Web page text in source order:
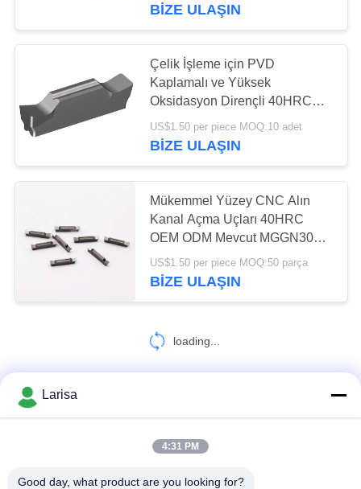
HAKKIMIZDA
FABRIKA
TURU
KATALOGLAR
İLETIŞIM
İSTE
Karbür Torna Uçları
166
CNC Freze Uçları
CNC Kanal Açma
30
BIZE ULAŞIN
Çelik İşleme için PVD
Kaplamalı ve Yüksek
Oksidasyon Dirençli 40HRC
CNC Kanal Açma Ucu
US$1.50 per piece MOQ:10 adet
BIZE ULAŞIN
Mükemmel Yüzey CNC Alın
Kanal Açma Uçları 40HRC
OEM ODM Mevcut MGGN300-
02
US$1.50 per piece MOQ:50 parça
BIZE ULAŞIN
loading...
Larisa
4:31 PM
Good day, what product are you looking for?